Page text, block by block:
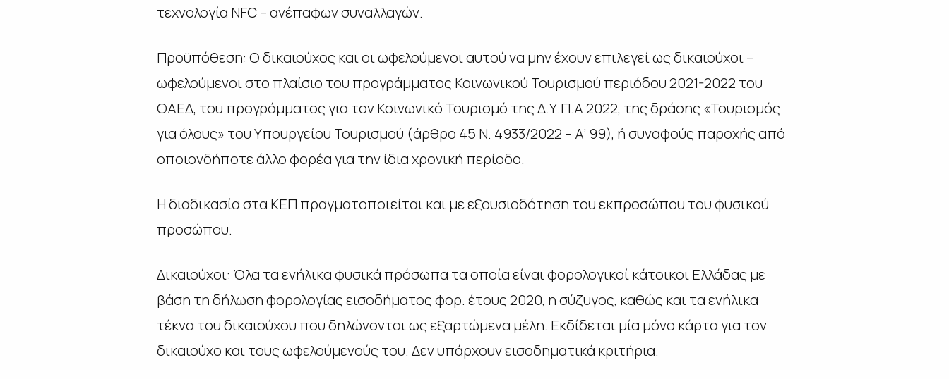
τεχνολογία NFC– ανέπαφων συναλλαγών.
Προϋπόθεση: Ο δικαιούχος και οι ωφελούμενοι αυτού να μην έχουν επιλεγεί ως δικαιούχοι –
ωφελούμενοι στο πλαίσιο του προγράμματος Κοινωνικού Τουρισμού περιόδου 2021-2022 του
ΟΑΕΔ, του προγράμματος για τον Κοινωνικό Τουρισμό της Δ.Υ.Π.Α 2022, της δράσης «Τουρισμός
για όλους» του Υπουργείου Τουρισμού (άρθρο 45 Ν. 4933/2022 – Α’ 99), ή συναφούς παροχής από
οποιονδήποτε άλλο φορέα για την ίδια χρονική περίοδο.
Η διαδικασία στα ΚΕΠ πραγματοποιείται και με εξουσιοδότηση του εκπροσώπου του φυσικού
προσώπου.
Δικαιούχοι: Όλα τα ενήλικα φυσικά πρόσωπα τα οποία είναι φορολογικοί κάτοικοι Ελλάδας με
βάση τη δήλωση φορολογίας εισοδήματος φορ. έτους 2020, η σύζυγος, καθώς και τα ενήλικα
τέκνα του δικαιούχου που δηλώνονται ως εξαρτώμενα μέλη. Εκδίδεται μία μόνο κάρτα για τον
δικαιούχο και τους ωφελούμενούς του. Δεν υπάρχουν εισοδηματικά κριτήρια.